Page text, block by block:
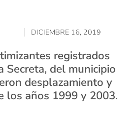
DICIEMBRE 16, 2019
registrados
Secreta, del municipio
desplazamiento y
los años 1999 y 2003.